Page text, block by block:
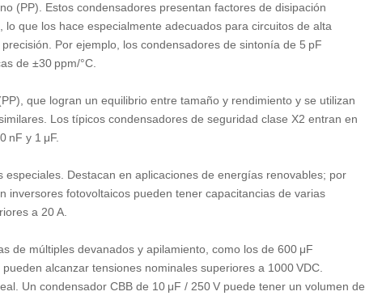
(PP). Estos condensadores presentan factores de disipación
que los hace especialmente adecuados para circuitos de alta
Por ejemplo, los condensadores de sintonía de 5 pF
de ±30 ppm/°C.
que logran un equilibrio entre tamaño y rendimiento y se utilizan
Los típicos condensadores de seguridad clase X2 entran en
nF y 1 μF.
Destacan en aplicaciones de energías renovables; por
inversores fotovoltaicos pueden tener capacitancias de varias
a 20 A.
de múltiples devanados y apilamiento, como los de 600 μF
alcanzar tensiones nominales superiores a 1000 VDC.
Un condensador CBB de 10 μF / 250 V puede tener un volumen de